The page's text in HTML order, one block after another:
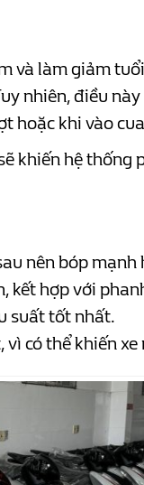
và làm giảm
nhiên, điều
hoặc khi vào
khiến hệ
nên bóp mạnh
kết hợp với
suất tốt nhất.
có thể khiến